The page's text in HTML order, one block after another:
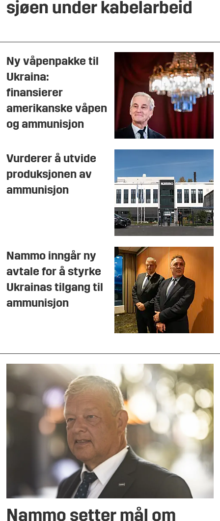
sjøen under kabelarbeid
Ny våpenpakke til
Ukraina:
finansierer
amerikanske våpen
og ammunisjon
Vurderer å utvide
produksjonen av
ammunisjon
Nammo inngår ny
avtale for å styrke
Ukrainas tilgang til
ammunisjon
Nammo setter mål om